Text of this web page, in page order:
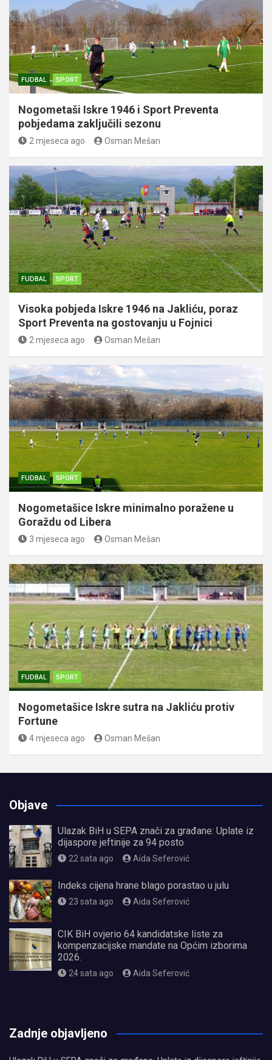
FUDBAL SPORT
Nogometaši Iskre 1946 i Sport Preventa
pobjedama zaključili sezonu
2 mjeseca ago Osman Mešan
FUDBAL SPORT
Visoka pobjeda Iskre 1946 na Jakliću, poraz
Sport Preventa na gostovanju u Fojnici
2 mjeseca ago Osman Mešan
FUDBAL SPORT
Nogometašice Iskre minimalno poražene u
Goraždu od Libera
3 mjeseca ago Osman Mešan
FUDBAL SPORT
Nogometašice Iskre sutra na Jakliću protiv
Fortune
4 mjeseca ago Osman Mešan
Objave
Ulazak BiH u SEPA znači za građane: Uplate iz
dijaspore jeftinije za 94 posto
22 sata ago Aida Seferović
Indeks cijena hrane blago porastao u julu
23 sata ago Aida Seferović
CIK BiH ovjerio 64 kandidatske liste za
kompenzacijske mandate na Općim izborima
2026.
24 sata ago Aida Seferović
Zadnje objavljeno